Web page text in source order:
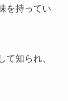
を持ってい
知られ、